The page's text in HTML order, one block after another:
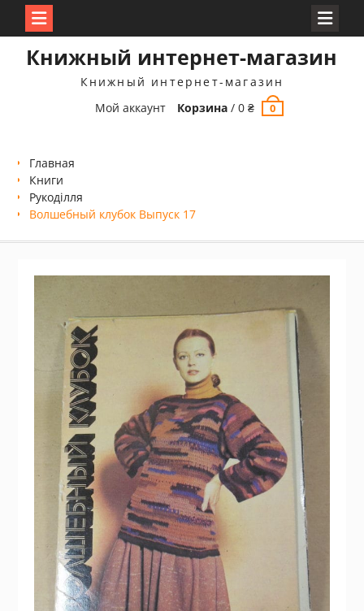
Книжный интернет-магазин
Книжный интернет-магазин
Мой аккаунт
Корзина /0₴ 0
Главная
Книги
Рукоділля
Волшебный клубок Выпуск 17